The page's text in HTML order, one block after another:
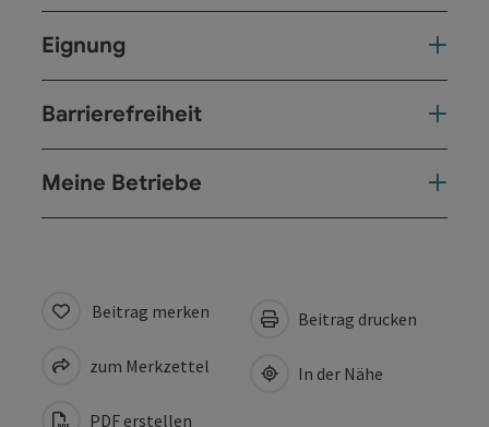
Eignung
Barrierefreiheit
Meine Betriebe
Beitrag merken
zum Merkzettel
PDF erstellen
Beitrag drucken
In der Nähe